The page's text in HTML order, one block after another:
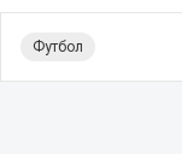
Футбол